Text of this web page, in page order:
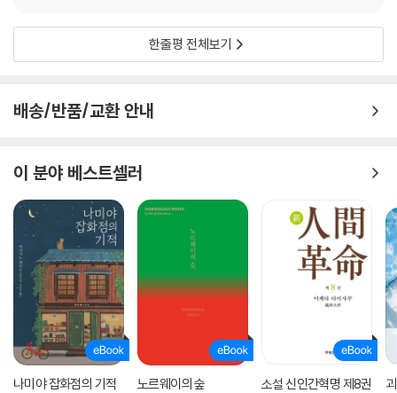
한줄평 전체보기
배송/반품/교환 안내
이 분야 베스트셀러
나미야 잡화점의 기적 노르웨이의 숲 소설 신인간혁명 제8권